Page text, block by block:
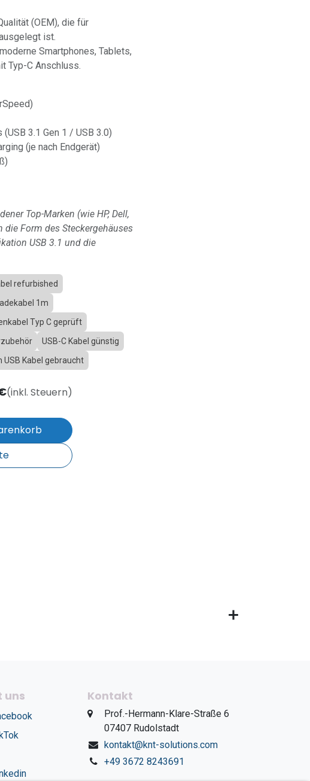
(OEM), die für
ist.
Smartphones, Tablets,
Typ-C Anschluss.
3.1 Gen 1 / USB 3.0)
(je nach Endgerät)
Top-Marken (wie HP, Dell,
die Form des Steckergehäuses
USB 3.1 und die
refurbished
1m
Typ C geprüft
USB-C Kabel günstig
USB Kabel gebraucht
(inkl. Steuern)
uns Kontakt
​Prof.-Hermann-Klare-Straße 6
​07407 Rudolstadt
kontakt@knt-solutions.com
+49 3672 8243691